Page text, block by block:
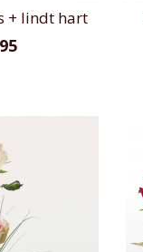
+ lindt hart